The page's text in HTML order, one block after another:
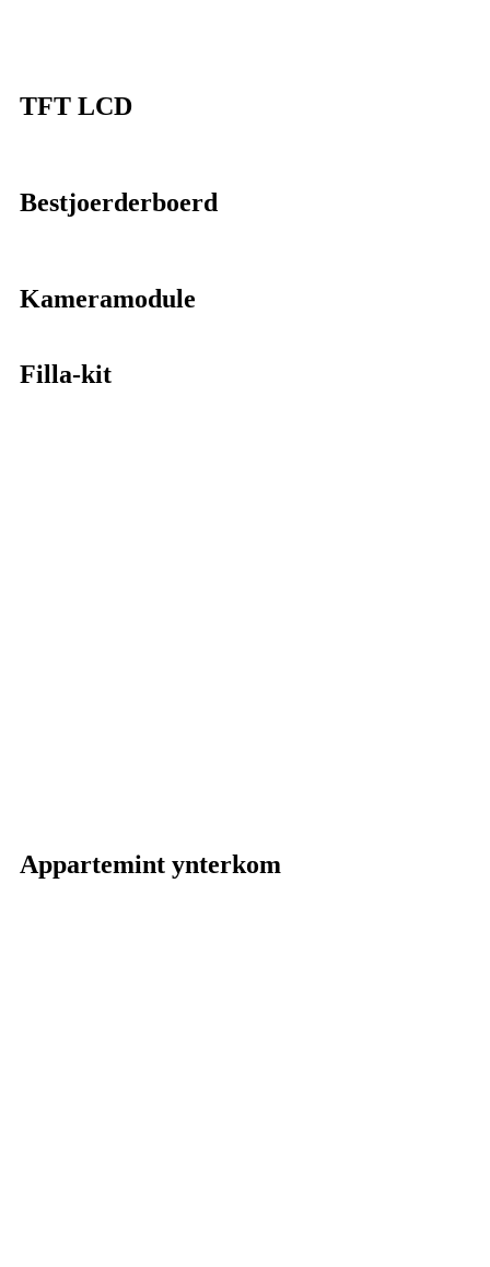
TFT LCD
Bestjoerderboerd
Kameramodule
Filla-kit
Appartemint ynterkom